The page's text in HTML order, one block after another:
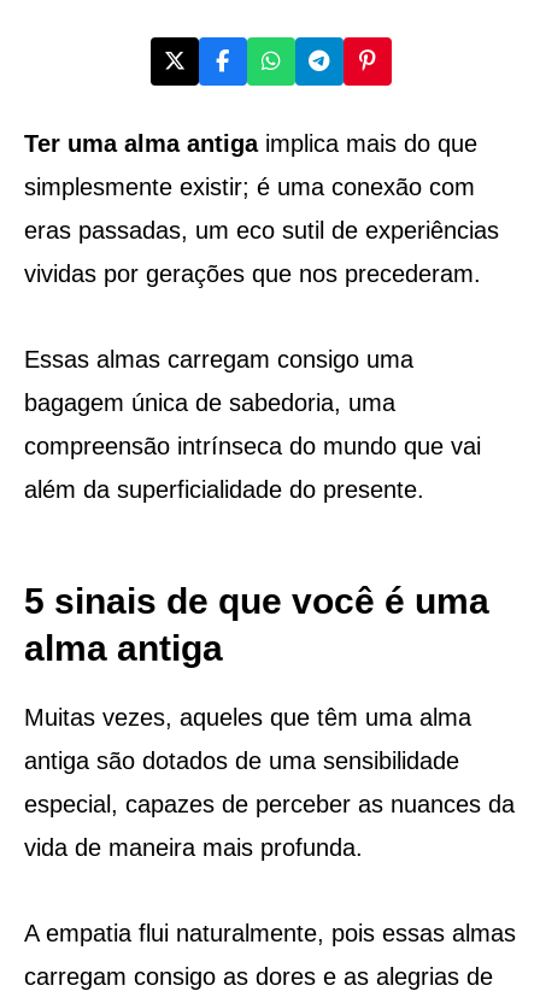
Ter uma alma antigaimplica mais do que
simplesmente existir; é uma conexão com
eras passadas, um eco sutil de experiências
vividas por gerações que nos precederam.
Essas almas carregam consigo uma
bagagem única de sabedoria, uma
compreensão intrínseca do mundo que vai
além da superficialidade do presente.
5 sinais de que você é uma
alma antiga
Muitas vezes, aqueles que têm uma alma
antiga são dotados de uma sensibilidade
especial, capazes de perceber as nuances da
vida de maneira mais profunda.
A empatia flui naturalmente, pois essas almas
carregam consigo as dores e as alegrias de